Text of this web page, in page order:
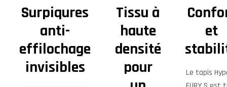
Surpiqures
anti-
effilochage
invisibles
Tissu à
haute
densité
pour
et
Le tapis